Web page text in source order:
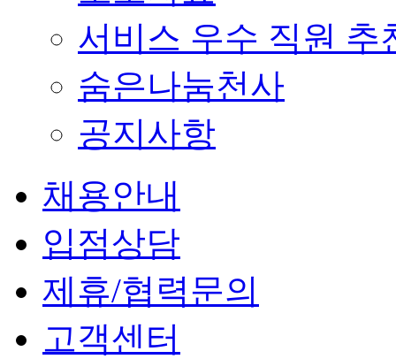
서비스 우수 직원 추
숨은나눔천사
공지사항
채용안내
입점상담
제휴/협력문의
고객센터